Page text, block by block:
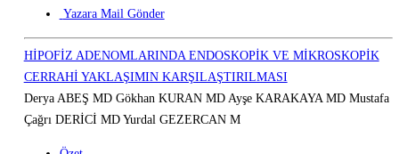
Yazara Mail Gönder
HİPOFİZ ADENOMLARINDA ENDOSKOPİK VE MİKROSKOPİK
CERRAHİ YAKLAŞIMIN KARŞILAŞTIRILMASI
Derya ABEŞ MD Gökhan KURAN MD Ayşe KARAKAYA MD Mustafa
Çağrı DERİCİ MD Yurdal GEZERCAN M